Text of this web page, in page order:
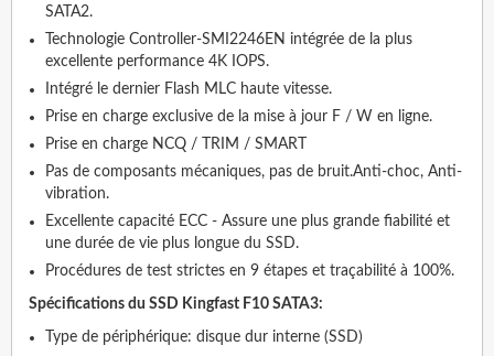
SATA2.
Technologie Controller-SMI2246EN intégrée de la plus
excellente performance 4K IOPS.
Intégré le dernier Flash MLC haute vitesse.
Prise en charge exclusive de la mise à jour F / W en ligne.
Prise en charge NCQ / TRIM / SMART
Pas de composants mécaniques, pas de bruit.Anti-choc, Anti-
vibration.
Excellente capacité ECC - Assure une plus grande fiabilité et
une durée de vie plus longue du SSD.
Procédures de test strictes en 9 étapes et traçabilité à 100%.
Spécifications du SSD Kingfast F10 SATA3:
Type de périphérique: disque dur interne (SSD)